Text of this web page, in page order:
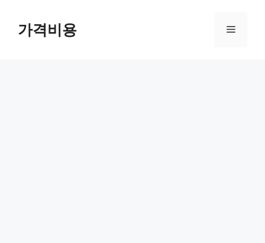
가격비용 메